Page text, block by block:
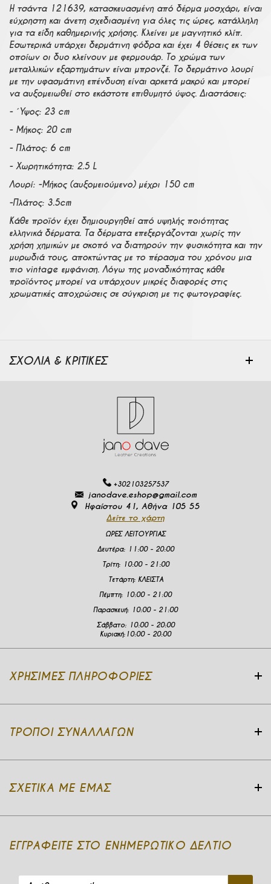
Η τσάντα 121639, κατασκευασμένη από δέρμα μοσχάρι, είναι
εύχρηστη και άνετη σχεδιασμένη για όλες τις ώρες, κατάλληλη
για τα είδη καθημερινής χρήσης. Κλείνει με μαγνητικό κλίπ.
Εσωτερικά υπάρχει δερμάτινη φόδρα και έχει 4 θέσεις εκ των
οποίων οι δυο κλείνουν με φερμουάρ. Το χρώμα των
μεταλλικών εξαρτημάτων είναι μπρονζέ. Το δερμάτινο λουρί
με την υφασμάτινη επένδυση είναι αρκετά μακρύ και μπορεί
να αυξομειωθεί στο εκάστοτε επιθυμητό ύψος. Διαστάσεις:
- Ύψος: 23 cm
- Μήκος: 20 cm
- Πλάτος: 6 cm
- Χωρητικότητα: 2.5 L
Λουρί: -Μήκος (αυξομειούμενο) μέχρι 150 cm
-Πλάτος: 3.5cm
Κάθε προϊόν έχει δημιουργηθεί από υψηλής ποιότητας
ελληνικά δέρματα. Τα δέρματα επεξεργάζονται χωρίς την
χρήση χημικών με σκοπό να διατηρούν την φυσικότητα και την
μυρωδιά τους, αποκτώντας με το πέρασμα του χρόνου μια
πιο vintage εμφάνιση. Λόγω της μοναδικότητας κάθε
προϊόντος μπορεί να υπάρχουν μικρές διαφορές στις
χρωματικές αποχρώσεις σε σύγκριση με τις φωτογραφίες.
ΣΧΟΛΙΑ & ΚΡΙΤΙΚΕΣ
+302103257537
janodave.eshop@gmail.com
Ηφαίστου 41, Αθήνα 105 55
Δείτε το χάρτη
ΩΡΕΣ ΛΕΙΤΟΥΡΓΙΑΣ
Δευτέρα: 11:00 - 20:00
Τρίτη: 10:00 - 21:00
Τετάρτη: ΚΛΕΙΣΤΑ
Πέμπτη: 10:00 - 21:00
Παρασκευή: 10:00 - 21:00
Σάββατο:10:00 - 20:00
Κυριακή: 10:00 - 20:00
ΧΡΉΣΙΜΕΣ ΠΛΗΡΟΦΟΡΊΕΣ
ΤΡΌΠΟΙ ΣΥΝΑΛΛΑΓΏΝ
ΣΧΕΤΙΚΆ ΜΕ ΕΜΆΣ
ΕΓΓΡΑΦΕΙΤΕ ΣΤΟ ΕΝΗΜΕΡΩΤΙΚΟ ΔΕΛΤΙΟ
Διεύθυνση email